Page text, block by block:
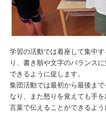
学習の活動では着座して集中
り、書き順や文字のバランス
できるように促します。
集団活動では最初から最後ま
なり、また怒りを覚えても手
言葉で伝えることができるよう